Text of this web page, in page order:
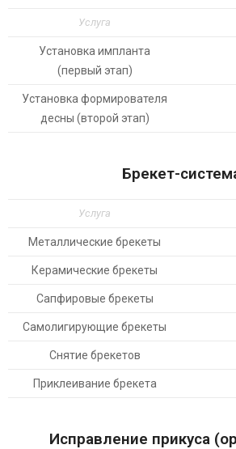
Услуга
Установка импланта
(первый этап)
Установка формирователя
десны (второй этап)
Брекет-
Услуга
Металлические брекеты
Керамические брекеты
Сапфировые брекеты
Самолигирующие брекеты
Снятие брекетов
Приклеивание брекета
Исправление прикуса